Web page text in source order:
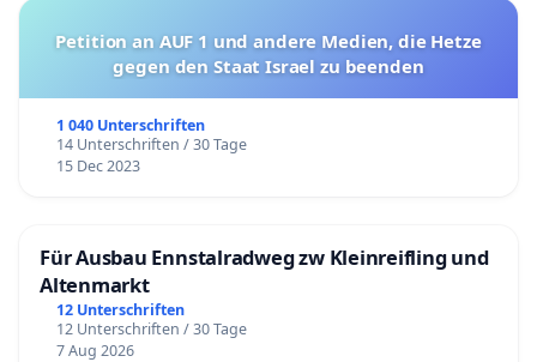
Petition an AUF 1 und andere Medien, die Hetze
gegen den Staat Israel zu beenden
1 040 Unterschriften
14 Unterschriften / 30 Tage
15 Dec 2023
Für Ausbau Ennstalradweg zw Kleinreifling und
Altenmarkt
12 Unterschriften
12 Unterschriften / 30 Tage
7 Aug 2026